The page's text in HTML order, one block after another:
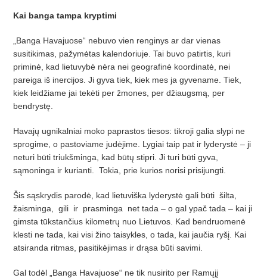
Kai banga tampa kryptimi
„Banga Havajuose“ nebuvo vien renginys ar dar vienas
susitikimas, pažymėtas kalendoriuje. Tai buvo patirtis, kuri
priminė, kad lietuvybė nėra nei geografinė koordinatė, nei
pareiga iš inercijos. Ji gyva tiek, kiek mes ja gyvename. Tiek,
kiek leidžiame jai tekėti per žmones, per džiaugsmą, per
bendrystę.
Havajų ugnikalniai moko paprastos tiesos: tikroji galia slypi ne
sprogime, o pastoviame judėjime. Lygiai taip pat ir lyderystė – ji
neturi būti triukšminga, kad būtų stipri. Ji turi būti gyva,
sąmoninga ir kurianti. Tokia, prie kurios norisi prisijungti.
Šis sąskrydis parodė, kad lietuviška lyderystė gali būti šilta,
žaisminga, gili ir prasminga net tada – o gal ypač tada – kai ji
gimsta tūkstančius kilometrų nuo Lietuvos. Kad bendruomenė
klesti ne tada, kai visi žino taisykles, o tada, kai jaučia ryšį. Kai
atsiranda ritmas, pasitikėjimas ir drąsa būti savimi.
Gal todėl „Banga Havajuose“ ne tik nusirito per Ramųjį